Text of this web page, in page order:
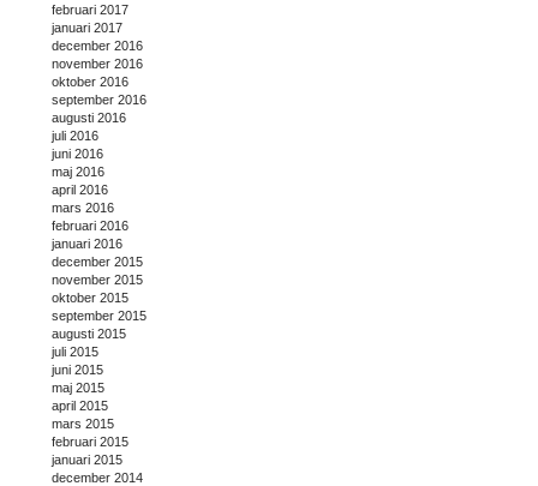
februari 2017
januari 2017
december 2016
november 2016
oktober 2016
september 2016
augusti 2016
juli 2016
juni 2016
maj 2016
april 2016
mars 2016
februari 2016
januari 2016
december 2015
november 2015
oktober 2015
september 2015
augusti 2015
juli 2015
juni 2015
maj 2015
april 2015
mars 2015
februari 2015
januari 2015
december 2014